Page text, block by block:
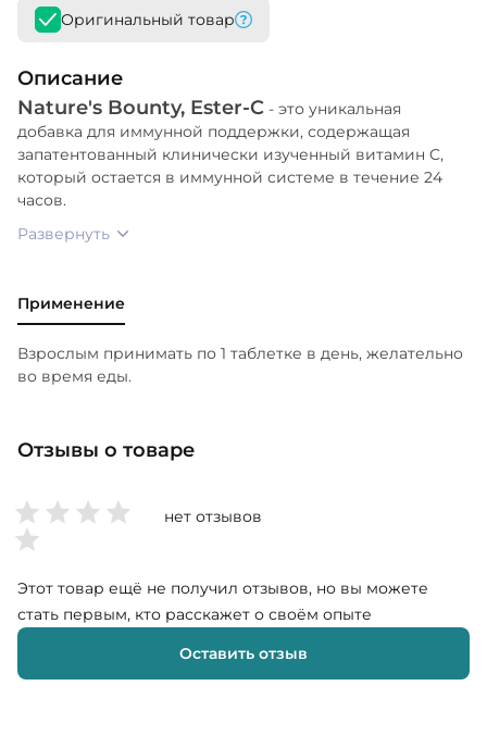
Оригинальный товар
Описание
Nature's Bounty, Ester-C - это уникальная
добавка для иммунной поддержки, содержащая
запатентованный клинически изученный витамин C,
который остается в иммунной системе в течение 24
часов.
Развернуть
Применение
Взрослым принимать по 1 таблетке в день, желательно
во время еды.
Отзывы о товаре
нет отзывов
Этот товар ещё не получил отзывов, но вы можете
стать первым, кто расскажет о своём опыте
Оставить отзыв